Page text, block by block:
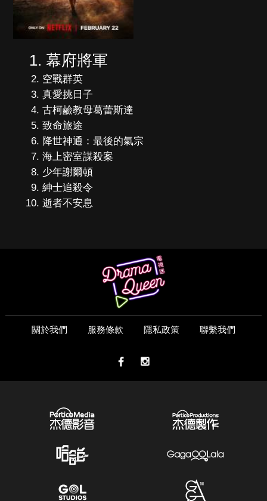
幕府將軍
空戰群英
真愛挑日子
古柯鹼教母葛蕾斯達
致命旅途
降世神通：最後的氣宗
海上密室謀殺案
少年謝爾頓
紳士追殺令
逝者不安息
關於我們 服務條款 隱私政策 聯繫我們